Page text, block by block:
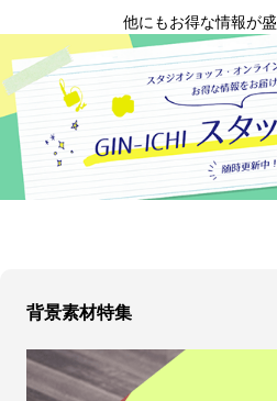
他にもお得な情報が
背景素材特集